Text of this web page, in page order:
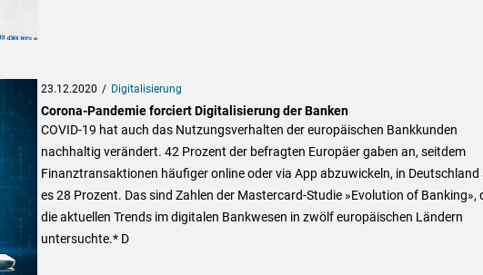
23.12.2020 Digitalisierung
Corona-Pandemie forciert Digitalisierung der Banken
COVID-19 hat auch das Nutzungsverhalten der europäischen Bankkunden
nachhaltig verändert. 42 Prozent der befragten Europäer gaben an, seitdem
Finanztransaktionen häufiger online oder via App abzuwickeln, in Deutschland
es 28 Prozent. Das sind Zahlen der Mastercard-Studie »Evolution of Banking»,
die aktuellen Trends im digitalen Bankwesen in zwölf europäischen Ländern
untersuchte.* D